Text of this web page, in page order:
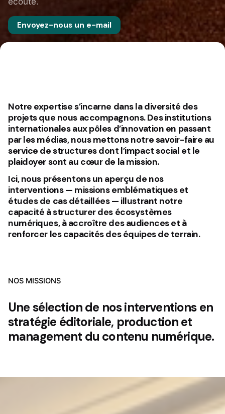
Envoyez-nous un e-mail
Notre expertise s’incarne dans la diversité des
projets que nous accompagnons. Des institutions
internationales aux pôles d’innovation en passant
par les médias, nous mettons notre savoir-faire au
service de structures dont l’impact social et le
plaidoyer sont au cœur de la mission.
Ici, nous présentons un aperçu de nos
interventions — missions emblématiqueset
études de cas détaillées— illustrant notre
capacité à structurer des écosystèmes
numériques, à accroître des audiences et à
renforcer les capacités des équipes de terrain.
NOS MISSIONS
Une sélection de nos interventions en
stratégie éditoriale, production et
management du contenu numérique.